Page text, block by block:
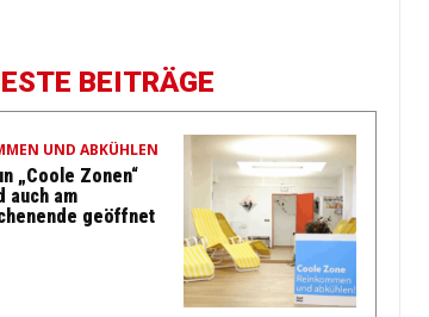
BEITRÄGE
UND ABKÜHLEN
„Coole Zonen“
auch am
geöffnet